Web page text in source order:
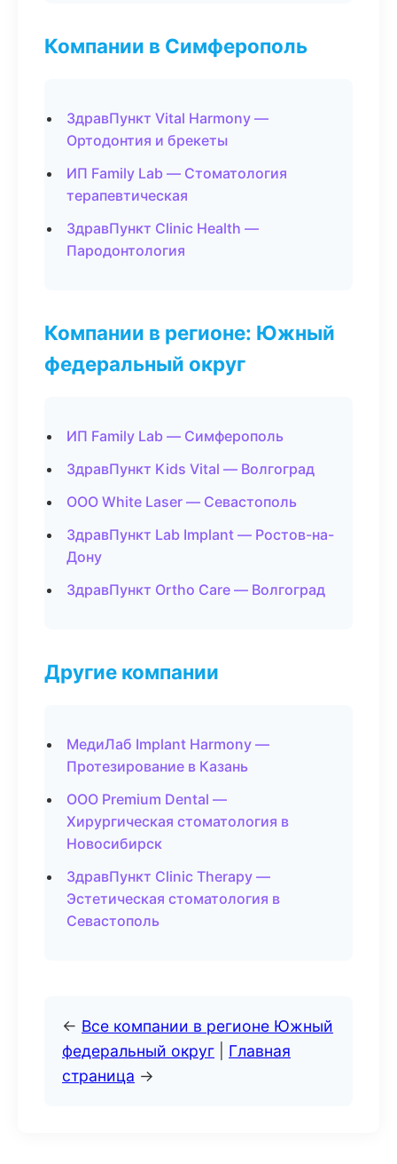
Компании в Симферополь
ЗдравПункт Vital Harmony —
Ортодонтия и брекеты
ИП Family Lab — Стоматология
терапевтическая
ЗдравПункт Clinic Health —
Пародонтология
Компании в регионе: Южный
федеральный округ
ИП Family Lab — Симферополь
ЗдравПункт Kids Vital — Волгоград
ООО White Laser — Севастополь
ЗдравПункт Lab Implant — Ростов-на-
Дону
ЗдравПункт Ortho Care — Волгоград
Другие компании
МедиЛаб Implant Harmony —
Протезирование в Казань
ООО Premium Dental —
Хирургическая стоматология в
Новосибирск
ЗдравПункт Clinic Therapy —
Эстетическая стоматология в
Севастополь
← Все компании в регионе Южный
федеральный округ
Главная
страница →